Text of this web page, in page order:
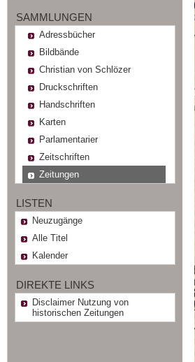
SAMMLUNGEN
Adressbücher
Bildbände
Christian von Schlözer
Druckschriften
Handschriften
Karten
Parlamentarier
Zeitschriften
Zeitungen
LISTEN
Neuzugänge
Alle Titel
Kalender
DIREKTE LINKS
Disclaimer Nutzung von
historischen Zeitungen